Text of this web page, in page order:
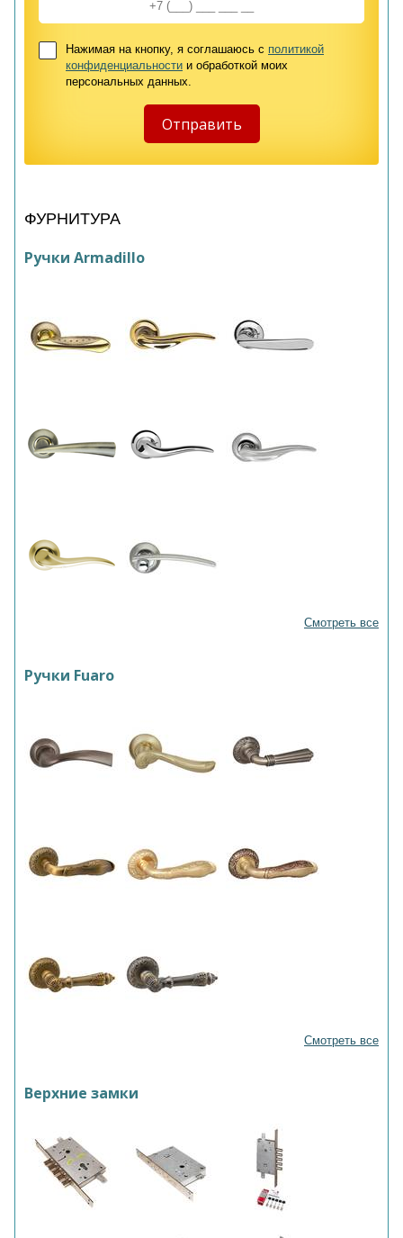
Нажимая на кнопку, я соглашаюсь с политикой
конфиденциальности и обработкой моих
персональных данных.
ФУРНИТУРА
Ручки Armadillo
Смотреть все
Ручки Fuaro
Смотреть все
Верхние замки